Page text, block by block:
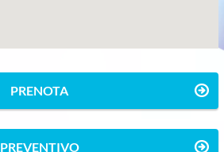
PRENOTA
PREVENTIVO